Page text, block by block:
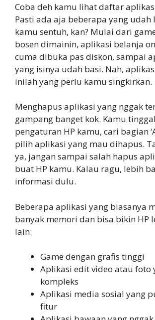
Coba deh kamu lihat daftar
Pasti ada aja beberapa yang udah
kamu sentuh, kan? Mulai dari
bosen dimainin, aplikasi belanja
cuma dibuka pas diskon, sampai
yang isinya udah basi. Nah,
inilah yang perlu kamu singkirkan.
Menghapus aplikasi yang nggak
gampang banget kok. Kamu
pengaturan HP kamu, cari bagian
pilih aplikasi yang mau dihapus.
ya, jangan sampai salah hapus
buat HP kamu. Kalau ragu, lebih
informasi dulu.
Beberapa aplikasi yang biasanya
banyak memori dan bisa bikin HP
lain:
Game dengan grafis tinggi
Aplikasi edit video atau foto
kompleks
Aplikasi media sosial yang
fitur